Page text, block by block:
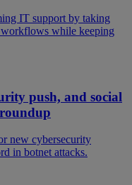
IT support by taking
while keeping
push, and social
new cybersecurity
in botnet attacks.